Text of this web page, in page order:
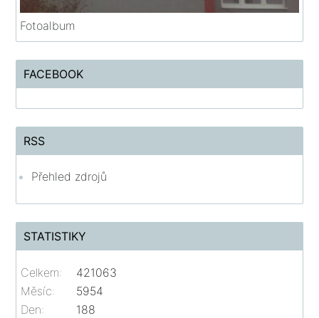
Fotoalbum
FACEBOOK
RSS
Přehled zdrojů
STATISTIKY
Celkem:
421063
Měsíc:
5954
Den:
188